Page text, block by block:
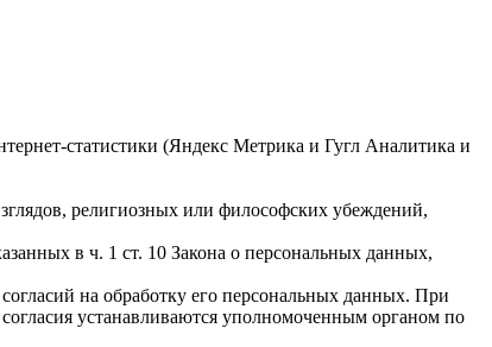
статистики (Яндекс Метрика и Гугл Аналитика и
религиозных или философских убеждений,
в ч. 1 ст. 10 Закона о персональных данных,
на обработку его персональных данных. При
устанавливаются уполномоченным органом по